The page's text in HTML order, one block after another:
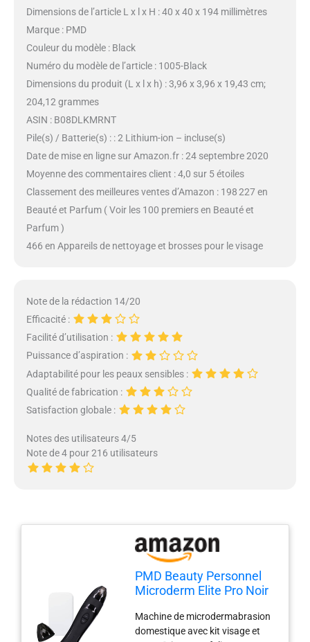
Dimensions de l’article L x l x H : 40 x 40 x 194 millimètres
Marque : PMD
Couleur du modèle : Black
Numéro du modèle de l’article : 1005-Black
Dimensions du produit (L x l x h) : 3,96 x 3,96 x 19,43 cm;
204,12 grammes
ASIN : B08DLKMRNT
Pile(s) / Batterie(s) : : 2 Lithium-ion – incluse(s)
Date de mise en ligne sur Amazon.fr : 24 septembre 2020
Moyenne des commentaires client : 4,0 sur 5 étoiles
Classement des meilleures ventes d’Amazon : 198 227 en
Beauté et Parfum ( Voir les 100 premiers en Beauté et
Parfum )
466 en Appareils de nettoyage et brosses pour le visage
Note de la rédaction 14/20
Efficacité :
Facilité d’utilisation :
Puissance d’aspiration :
Adaptabilité pour les peaux sensibles :
Qualité de fabrication :
Satisfaction globale :
Notes des utilisateurs 4/5
Note de 4 pour 216 utilisateurs
PMD Beauty Personnel
Microderm Elite Pro Noir
Machine de microdermabrasion
domestique avec kit visage et